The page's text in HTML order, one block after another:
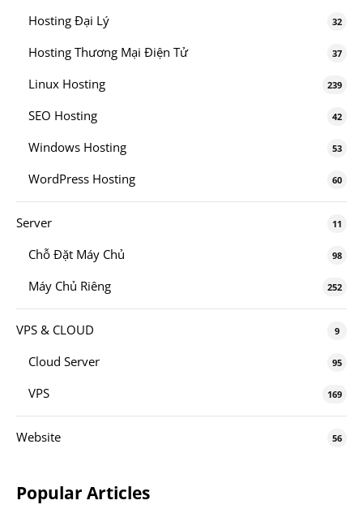
Hosting Đại Lý 32
Hosting Thương Mại Điện Tử 37
Linux Hosting 239
SEO Hosting 42
Windows Hosting 53
WordPress Hosting 60
Server 11
Chỗ Đặt Máy Chủ 98
Máy Chủ Riêng 252
VPS & CLOUD 9
Cloud Server 95
VPS 169
Website 56
Popular Articles